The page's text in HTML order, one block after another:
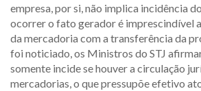
empresa, por si, não implica incidência
ocorrer o fato gerador é imprescindível
da mercadoria com a transferência da
foi noticiado, os Ministros do STJ
somente incide se houver a circulação
mercadorias, o que pressupõe efetivo